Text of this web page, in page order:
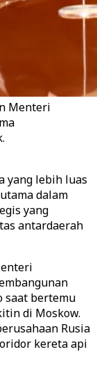
Menteri
yang lebih luas
dalam
yang
antardaerah
saat bertemu
di Moskow.
Rusia
kereta api